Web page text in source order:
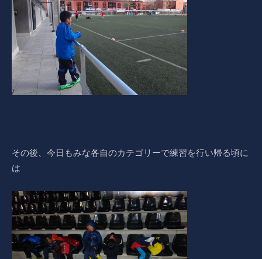
その後、今日もみな各自のカテゴリーで練習を行い帰る頃に
は